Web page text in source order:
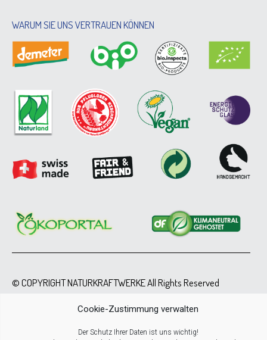
Cookie-Zustimmung verwalten
Der Schutz Ihrer Daten ist uns wichtig!
WARUM SIE UNS VERTRAUEN KÖNNEN
© COPYRIGHT NATURKRAFTWERKE All Rights Reserved